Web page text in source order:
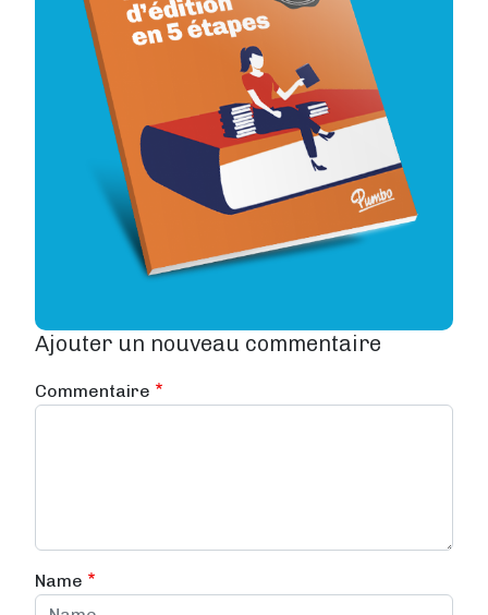
Ajouter un nouveau commentaire
Commentaire
Name